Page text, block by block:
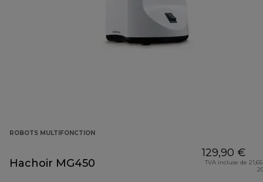
ROBOTS MULTIFONCTION
Hachoir MG450
129,90 €
TVA incluse de